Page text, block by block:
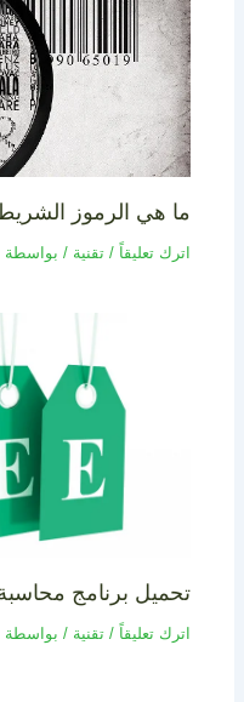
ما هي الرموز
اترك تعليقاً /تقنية / بواسطة
تحميل برنامج
اترك تعليقاً /تقنية / بواسطة